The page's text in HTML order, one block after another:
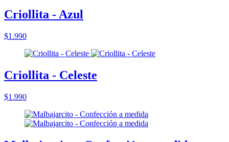
Criollita - Azul
$1.990
Criollita - Celeste
$1.990